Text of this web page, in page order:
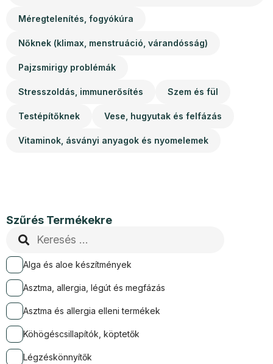
Méregtelenítés, fogyókúra
Nőknek (klimax, menstruáció, várandósság)
Pajzsmirigy problémák
Stresszoldás, immunerősítés Szem és fül
Testépítőknek Vese, hugyutak és felfázás
Vitaminok, ásványi anyagok és nyomelemek
Szűrés Termékekre
Alga és aloe készítmények
Asztma, allergia, légút és megfázás
Asztma és allergia elleni termékek
Köhögéscsillapítók, köptetők
Légzéskönnyítők